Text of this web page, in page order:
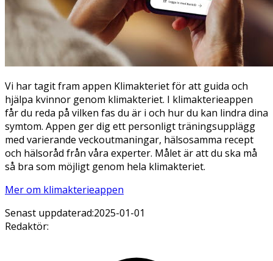
Vi har tagit fram appen Klimakteriet för att guida och
hjälpa kvinnor genom klimakteriet. I klimakterieappen
får du reda på vilken fas du är i och hur du kan lindra dina
symtom. Appen ger dig ett personligt träningsupplägg
med varierande veckoutmaningar, hälsosamma recept
och hälsoråd från våra experter. Målet är att du ska må
så bra som möjligt genom hela klimakteriet.
Mer om klimakterieappen
Senast uppdaterad:2025-01-01
Redaktör: